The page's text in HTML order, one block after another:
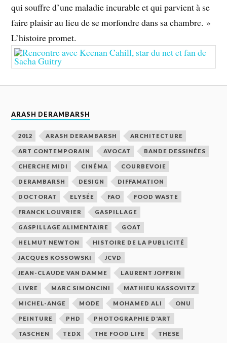
qui souffre d’une maladie incurable et qui parvient à se
faire plaisir au lieu de se morfondre dans sa chambre. »
L’histoire promet.
ARASH DERAMBARSH
2012 ARASH DERAMBARSH ARCHITECTURE
ART CONTEMPORAIN AVOCAT BANDE DESSINÉES
CHERCHE MIDI CINÉMA COURBEVOIE
DERAMBARSH DESIGN DIFFAMATION
DOCTORAT ELYSÉE FAO FOOD WASTE
FRANCK LOUVRIER GASPILLAGE
GASPILLAGE ALIMENTAIRE GOAT
HELMUT NEWTON HISTOIRE DE LA PUBLICITÉ
JACQUES KOSSOWSKI JCVD
JEAN-CLAUDE VAN DAMME LAURENT JOFFRIN
LIVRE MARC SIMONCINI MATHIEU KASSOVITZ
MICHEL-ANGE MODE MOHAMED ALI ONU
PEINTURE PHD PHOTOGRAPHIE D'ART
TASCHEN TEDX THE FOOD LIFE THESE